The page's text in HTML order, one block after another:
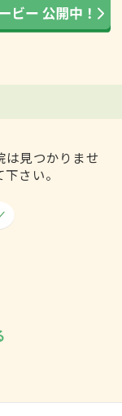
は見つかりませ
さい。